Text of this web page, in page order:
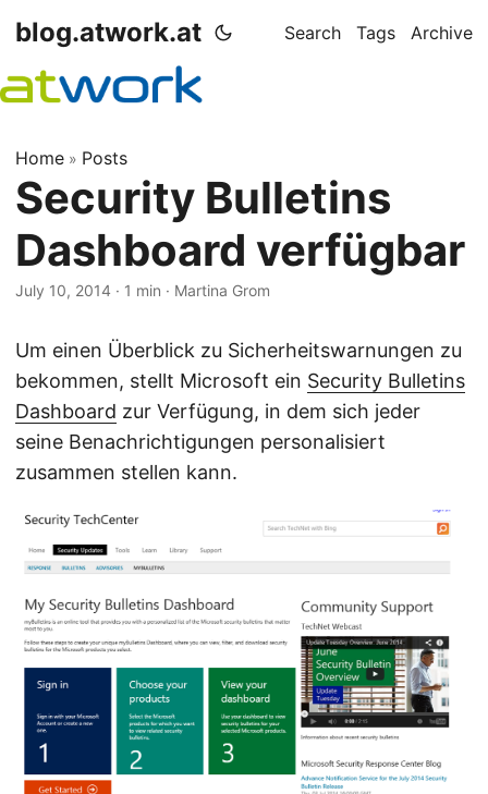
blog.atwork.at Search Tags Archive
Home » Posts
Security Bulletins
Dashboard verfügbar
July 10, 2014 · 1 min · Martina Grom
Um einen Überblick zu Sicherheitswarnungen zu
bekommen, stellt Microsoft ein Security Bulletins
Dashboard zur Verfügung, in dem sich jeder
seine Benachrichtigungen personalisiert
zusammen stellen kann.